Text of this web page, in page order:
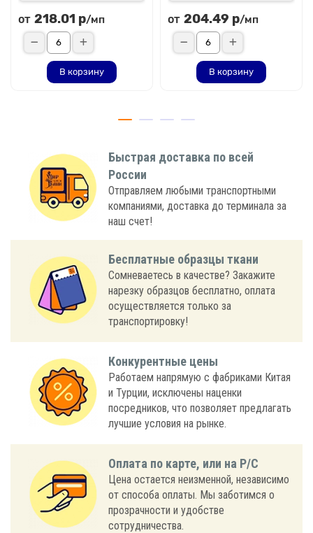
от 218.01 р/мп
В корзину
от 204.49 р/мп
В корзину
Быстрая доставка по всей
России
Отправляем любыми транспортными
компаниями, доставка до терминала за
наш счет!
Бесплатные образцы ткани
Сомневаетесь в качестве? Закажите
нарезку образцов бесплатно, оплата
осуществляется только за
транспортировку!
Конкурентные цены
Работаем напрямую с фабриками Китая
и Турции, исключены наценки
посредников, что позволяет предлагать
лучшие условия на рынке.
Оплата по карте, или на Р/С
Цена остается неизменной, независимо
от способа оплаты. Мы заботимся о
прозрачности и удобстве
сотрудничества.